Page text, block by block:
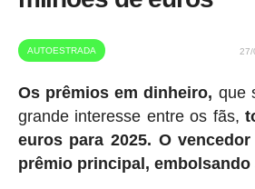
AUTOESTRADA 27/
Os prêmios em dinheiro, que
grande interesse entre os fãs,
euros para 2025. O
prêmio principal, embolsando